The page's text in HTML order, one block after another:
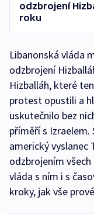
odzbrojení
roku
Libanonská vláda
odzbrojení
Hizballáh, které
protest opustili a
uskutečnilo bez
příměří s Izraelem.
americký vyslanec
odzbrojením
vláda s ním i s
kroky, jak vše